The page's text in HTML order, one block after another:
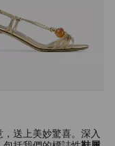
送上美妙驚喜。深入